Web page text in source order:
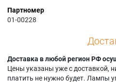
Партномер
01-00228
Доставка в любой регион РФ
Цены указаны уже с доставкой,
платить не нужно будет. Лампы